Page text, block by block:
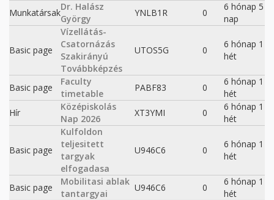
Munkatársak
Dr. Halász
György
YNLB1R 0
6 hónap 5
nap
Basic page
Vízellátás-
Csatornázás
Szakirányú
Továbbképzés
UTOS5G 0
6 hónap 1
hét
Basic page
Faculty
timetable
PABF83 0
6 hónap 1
hét
Hír
Középiskolás
Nap 2026
XT3YMI 0
6 hónap 1
hét
Basic page
Kulfoldon
teljesitett
targyak
elfogadasa
U946C6 0
6 hónap 1
hét
Basic page
Mobilitasi ablak
tantargyai
U946C6 0
6 hónap 1
hét